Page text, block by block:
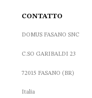
CONTATTO
DOMUS FASANO SNC
C.SO GARIBALDI 23
72015 FASANO (BR)
Italia